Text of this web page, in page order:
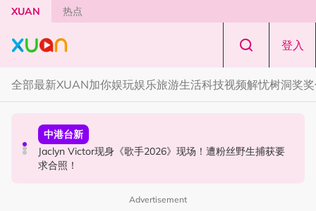
Skip to main content
XUAN 热点
登入
全部最新XUAN加你娱玩娱乐旅游生活科技视频解忧树洞奖
节庆
知多点 | 2026 农历七月鬼门开！10 大禁忌宁可信其有 少
穿全黑、全白
本地星闻
官宣！邱锋泽《Bend The Lines》马来西亚站 11月14日开
唱
中港台新
Jaclyn Victor现身《歌手2026》现场！遭粉丝野生捕获要
求合照！
Advertisement